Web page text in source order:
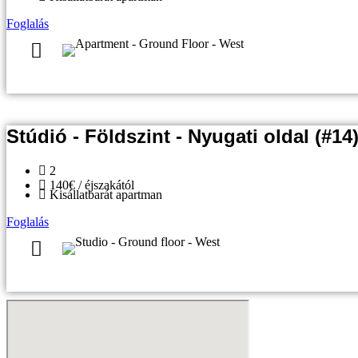
Foglalás
Stúdió - Földszint - Nyugati oldal (#14)
2
140€ / éjszakától
Kisállatbarát apartman
Foglalás